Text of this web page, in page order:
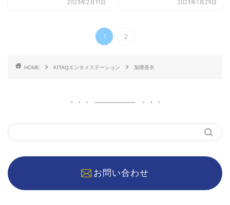
2023年2月11日 2023年1月29日
1 2
HOME KITAQエンタメステーション 加隈亜衣
お問い合わせ